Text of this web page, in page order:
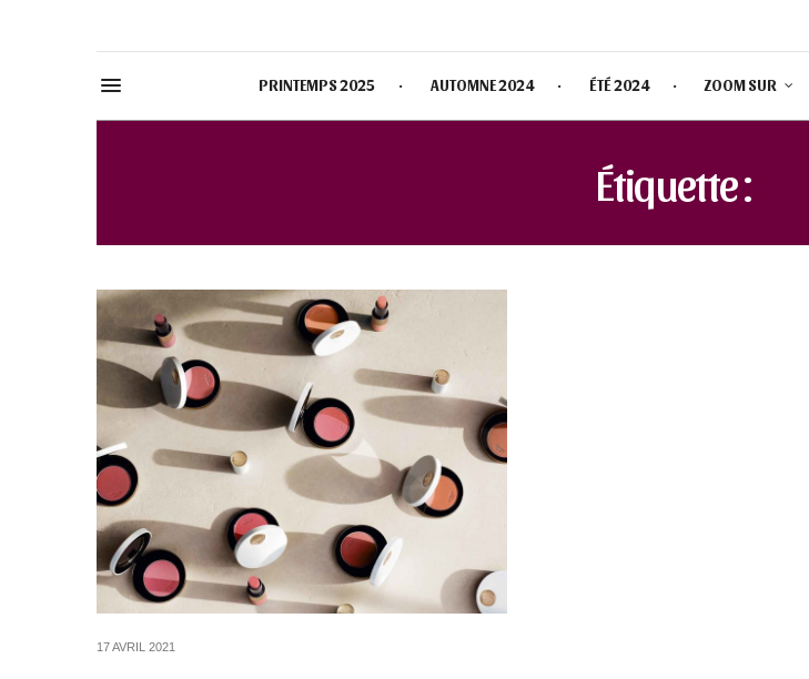
PRINTEMPS 2025 AUTOMNE 2024 ÉTÉ 2024 ZOOM SUR
Étiquette :
17 AVRIL 2021